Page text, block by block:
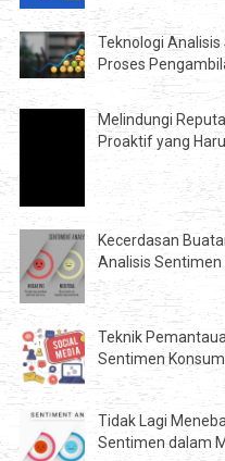
Teknologi
Proses
Melindungi
Proaktif yang
Kecerdasan
Analisis Sentimen
Teknik
Sentimen
Tidak Lagi
Sentimen dalam